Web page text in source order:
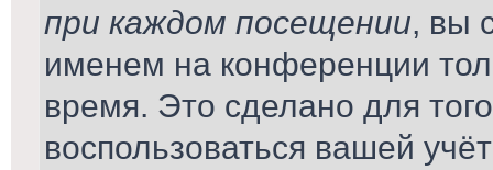
при каждом посещении, вы
именем на конференции
время. Это сделано для
воспользоваться вашей